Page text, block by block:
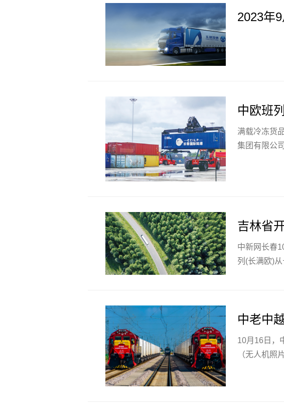
2023年
中欧班
满载冷冻货品的冷
集团有限公
吉林省
中新网长春
列(长满欧)
中老中
10月16日，
（无人机照